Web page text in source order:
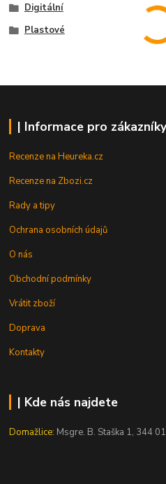
Digitální
Plastové
| Informace pro zákazníky
Recenze na Heureka.cz
Recenze na Zbozi.cz
Rady a tipy
Ochrana osobních údajů
O nás
Obchodní podmínky
Vrátit zboží
Doprava
Kontakty
| Kde nás najdete
Domažlice: Msgre. B. Staška 1, 344